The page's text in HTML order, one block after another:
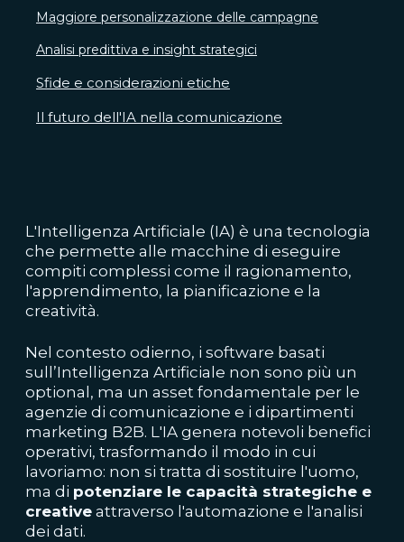
Maggiore personalizzazione delle campagne
Analisi predittiva e insight strategici
Sfide e considerazioni etiche
Il futuro dell'IA nella comunicazione
L'Intelligenza Artificiale (IA) è una tecnologia
che permette alle macchine di eseguire
compiti complessi come il ragionamento,
l'apprendimento, la pianificazione e la
creatività.
Nel contesto odierno, i software basati
sull’Intelligenza Artificiale non sono più un
optional, ma un asset fondamentale per le
agenzie di comunicazione e i dipartimenti
marketing B2B. L'IA genera notevoli benefici
operativi, trasformando il modo in cui
lavoriamo: non si tratta di sostituire l'uomo,
ma di potenziare le capacità strategiche e
creative attraverso l'automazione e l'analisi
dei dati.